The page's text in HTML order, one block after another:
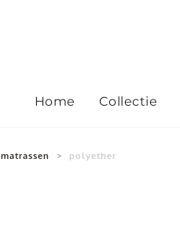
Home Collectie
matrassen > polyether